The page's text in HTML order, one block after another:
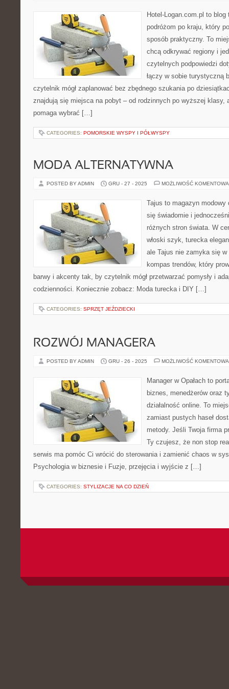
Hotel-Logan.com.pl to
podróżom po kraju, który
sposób praktyczny. To
chcą odkrywać regiony i
czytelnych podpowiedzi
łączy w sobie turystyczną
czytelnik mógł zaplanować bez zbędnego szukania po
znajdują się miejsca na pobyt – od rodzinnych po wyższej klasy,
pomaga wybrać […]
CATEGORIES: POMORSKIE WYSPY I PÓŁWYSPY
MODA ALTERNATYWNA
POSTED BY ADMIN GRU - 27 - 2025 MOŻLIWOŚĆ
Tajus to magazyn
się świadomie i
różnych stron świata. W
włoski szyk, turecka
ale Tajus nie zamyka się
kompas trendów, który
barwy i akcenty tak, by czytelnik mógł przetwarzać pomysły i
codzienności. Koniecznie zobacz: Moda turecka i DIY […]
CATEGORIES: SPRZĘT JEŹDZIECKI
ROZWÓJ MANAGERA
POSTED BY ADMIN GRU - 26 - 2025 MOŻLIWOŚĆ
Manager w Opałach to
biznes, menedżerów oraz
działalność online. To
zamiast pustych haseł
metody. Jeśli Twoja firma
Ty czujesz, że non stop
serwis ma pomóc Ci wrócić do sterowania i zamienić chaos w
Psychologia w biznesie i Fuzje, przejęcia i wyjście z […]
CATEGORIES: STYLIZACJE NA CO DZIEŃ